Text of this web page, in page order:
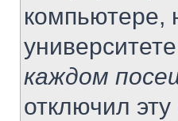
компьютере,
каждом
отключил